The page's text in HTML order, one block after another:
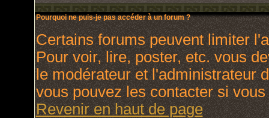
Pourquoi ne puis-je pas accéder à un forum ?
Certains forums peuvent limiter
Pour voir, lire, poster, etc. vous
le modérateur et l'administrateur
vous pouvez les contacter si
Revenir en haut de page